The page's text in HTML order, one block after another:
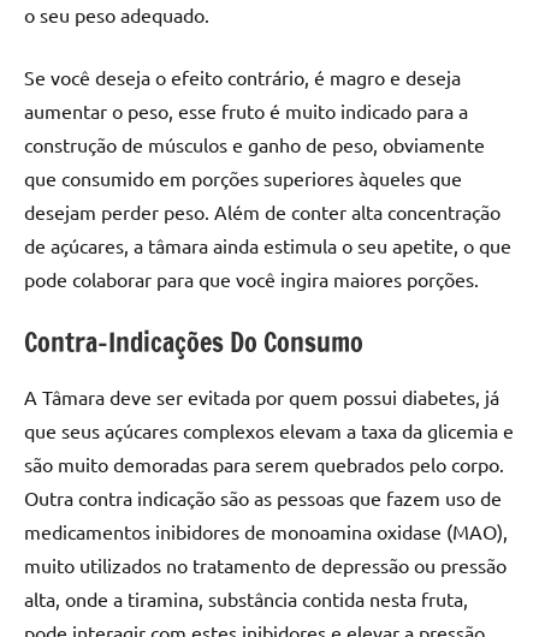
o seu peso adequado.
Se você deseja o efeito contrário, é magro e deseja
aumentar o peso, esse fruto é muito indicado para a
construção de músculos e ganho de peso, obviamente
que consumido em porções superiores àqueles que
desejam perder peso. Além de conter alta concentração
de açúcares, a tâmara ainda estimula o seu apetite, o que
pode colaborar para que você ingira maiores porções.
Contra-Indicações Do Consumo
A Tâmara deve ser evitada por quem possui diabetes, já
que seus açúcares complexos elevam a taxa da glicemia e
são muito demoradas para serem quebrados pelo corpo.
Outra contra indicação são as pessoas que fazem uso de
medicamentos inibidores de monoamina oxidase (MAO),
muito utilizados no tratamento de depressão ou pressão
alta, onde a tiramina, substância contida nesta fruta,